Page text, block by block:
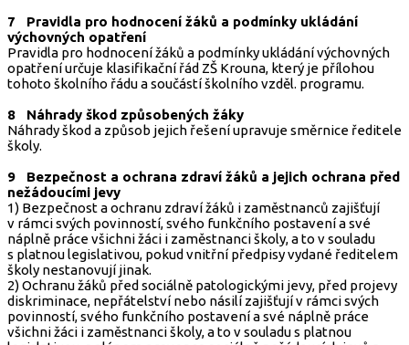
7 Pravidla pro hodnocení žáků a podmínky ukládání
výchovných opatření
Pravidla pro hodnocení žáků a podmínky ukládání výchovných
opatření určuje klasifikační řád ZŠ Krouna, který je přílohou
tohoto školního řádu a součástí školního vzděl. programu.
8 Náhrady škod způsobených žáky
Náhrady škod a způsob jejich řešení upravuje směrnice ředitele
školy.
9 Bezpečnost a ochrana zdraví žáků a jejich ochrana před
nežádoucími jevy
1) Bezpečnost a ochranu zdraví žáků i zaměstnanců zajišťují
v rámci svých povinností, svého funkčního postavení a své
náplně práce všichni žáci i zaměstnanci školy, a to v souladu
s platnou legislativou, pokud vnitřní předpisy vydané ředitelem
školy nestanovují jinak.
2) Ochranu žáků před sociálně patologickými jevy, před projevy
diskriminace, nepřátelství nebo násilí zajišťují v rámci svých
povinností, svého funkčního postavení a své náplně práce
všichni žáci i zaměstnanci školy, a to v souladu s platnou